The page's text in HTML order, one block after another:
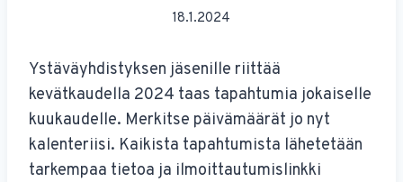
18.1.2024
Ystäväyhdistyksen jäsenille riittää
kevätkaudella 2024 taas tapahtumia jokaiselle
kuukaudelle. Merkitse päivämäärät jo nyt
kalenteriisi. Kaikista tapahtumista lähetetään
tarkempaa tietoa ja ilmoittautumislinkki